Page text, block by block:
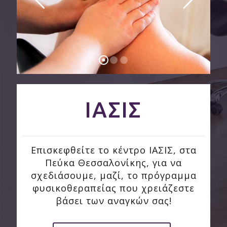
ΙΑΣΙΣ
Επισκεφθείτε το κέντρο ΙΑΣΙΣ, στα
Πεύκα Θεσσαλονίκης, για να
σχεδιάσουμε, μαζί, το πρόγραμμα
φυσικοθεραπείας που χρειάζεστε
βάσει των αναγκών σας!